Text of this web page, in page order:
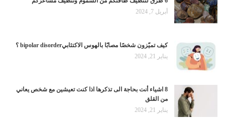
أبريل 7, 2024
كيف تميّزون شخصًا مصابًا بالهوس الاكتئابيbipolar disorder ؟
يناير 21, 2024
8 اشياء أنت بحاجة الى تذكرها اذا كنت تعيشين مع شخص يعاني
من القلق
يناير 21, 2024